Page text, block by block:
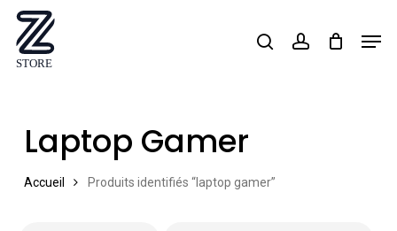
Skip
main
searchaccount
Laptop Gamer
Accueil Produits identifiés “laptop gamer”
Close